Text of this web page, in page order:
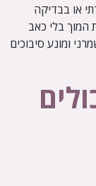
או בבדיקה
המוך בלי כאב
ומונע סיבוכים